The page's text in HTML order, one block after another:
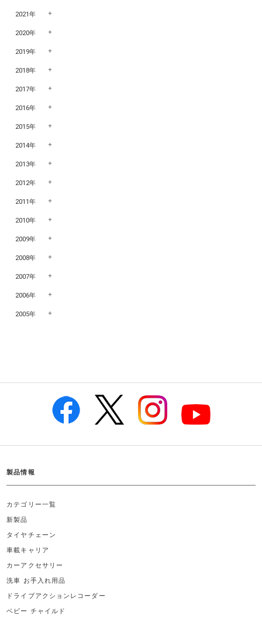
2021年
2020年
2019年
2018年
2017年
2016年
2015年
2014年
2013年
2012年
2011年
2010年
2009年
2008年
2007年
2006年
2005年
製品情報
カテゴリー一覧
新製品
タイヤチェーン
車載キャリア
カーアクセサリー
洗車 お手入れ用品
ドライブアクションレコーダー
ベビー チャイルド